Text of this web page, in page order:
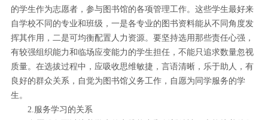
的学生作为志愿者，参与图书馆的各项管理工作。这些学生最好来
自学校不同的专业和班级，一是各专业的图书资料能从不同角度发
挥其作用，二是可均衡配置人力资源。要坚持选用那些责任心强，
有较强组织能力和临场应变能力的学生担任，不能只追求数量忽视
质量。在选拔过程中，应吸收思维敏捷，言语清晰，乐于助人，有
良好的群众关系，自觉为图书馆义务工作，自愿为同学服务的学
生。
2.服务学习的关系